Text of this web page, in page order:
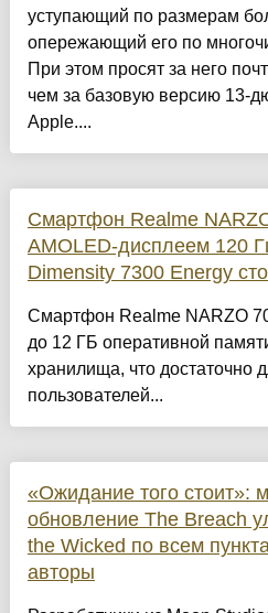
уступающий по размерам
опережающий его по
При этом просят за него
чем за базовую версию 13-
Apple....
Смартфон Realme
AMOLED-дисплеем 120
Dimensity 7300 Energy
Смартфон Realme NARZO
до 12 ГБ оперативной
хранилища, что достаточно
пользователей...
«Ожидание того стоит»:
обновление The Breach
the Wicked по всем
авторы